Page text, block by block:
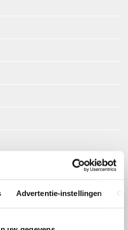
Advertentie-instellingen